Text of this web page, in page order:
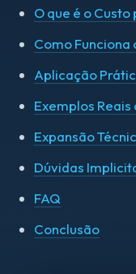
O que é o
Como Funciona
Aplicação
Exemplos Reais
Expansão
Dúvidas
FAQ
Conclusão